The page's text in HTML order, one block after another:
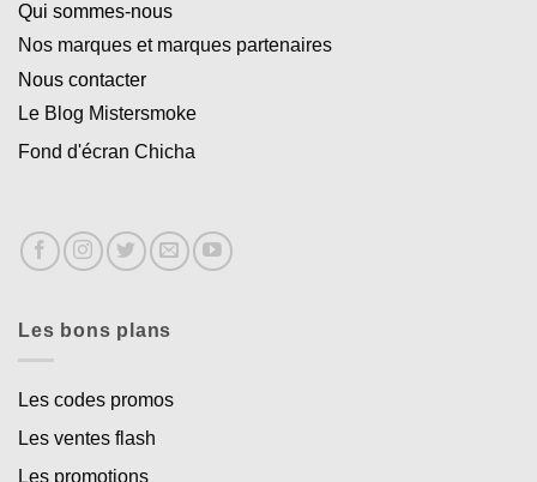
Qui sommes-nous
Nos marques et marques partenaires
Nous contacter
Le Blog Mistersmoke
Fond d'écran Chicha
Les bons plans
Les codes promos
Les ventes flash
Les promotions